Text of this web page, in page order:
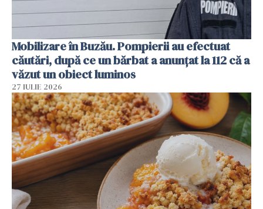
Mobilizare în Buzău. Pompierii au efectuat
căutări, după ce un bărbat a anunțat la 112 că a
văzut un obiect luminos
27 IULIE 2026